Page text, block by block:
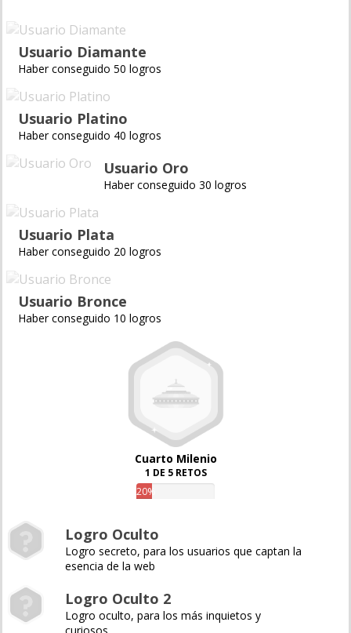
Usuario Diamante
Haber conseguido 50 logros
Usuario Platino
Haber conseguido 40 logros
Usuario Oro
Haber conseguido 30 logros
Usuario Plata
Haber conseguido 20 logros
Usuario Bronce
Haber conseguido 10 logros
Cuarto Milenio
1 DE 5 RETOS
20%
Logro Oculto
Logro secreto, para los usuarios que captan la
esencia de la web
Logro Oculto 2
Logro oculto, para los más inquietos y